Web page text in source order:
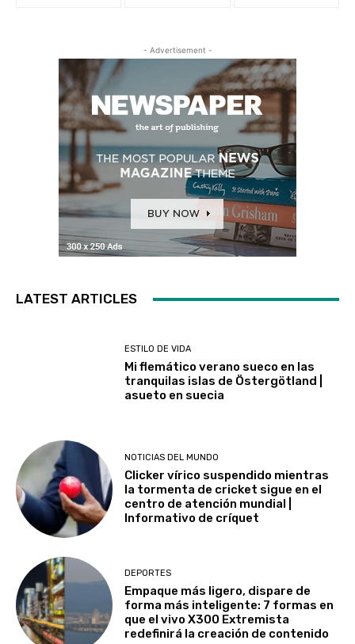
- Advertisement -
LATEST ARTICLES
ESTILO DE VIDA
Mi flemático verano sueco en las
tranquilas islas de Östergötland |
asueto en suecia
NOTICIAS DEL MUNDO
Clicker vírico suspendido mientras
la tormenta de cricket sigue en el
centro de atención mundial |
Informativo de críquet
DEPORTES
Empaque más ligero, dispare de
forma más inteligente: 7 formas en
que el vivo X300 Extremista
redefinirá la creación de contenido